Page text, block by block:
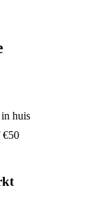
in huis
€50